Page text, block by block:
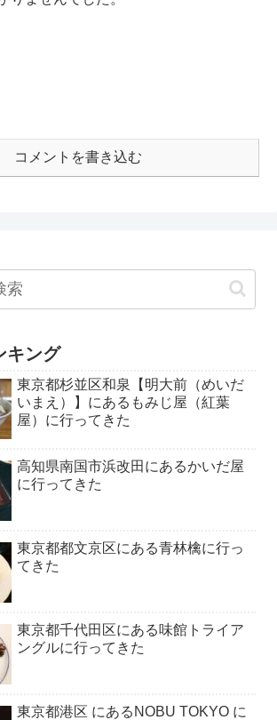
コメントを書き込む
キング
東京都杉並区和泉【明大前（めいだ
いまえ）】にあるもみじ屋（紅葉
屋）に行ってきた
高知県南国市浜改田にあるかいだ屋
に行ってきた
東京都都文京区にある青林檎に行っ
てきた
東京都千代田区にある味館トライア
ングルに行ってきた
東京都港区 にあるNOBU TOKYO に